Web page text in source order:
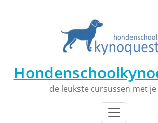
de leukste cursussen met